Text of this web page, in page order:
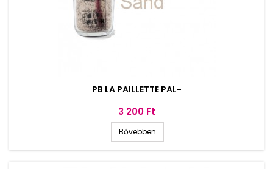
PB LA PAILLETTE PAL-
Ár
3 200 Ft
Bővebben